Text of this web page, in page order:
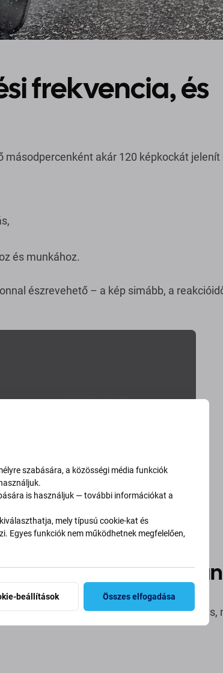
frekvencia, és
másodpercenként akár 120 képkockát jelenít
és munkához.
észrevehető – a kép simább, a
120Hz-et
felületet. Az egyik legnépszerűbb megoldás,
szabására, a közösségi média funkciók
is használjuk — további információkat a
mely típusú cookie-kat és
Egyes funkciók nem működhetnek megfelelően,
beállítások Összes elfogadása